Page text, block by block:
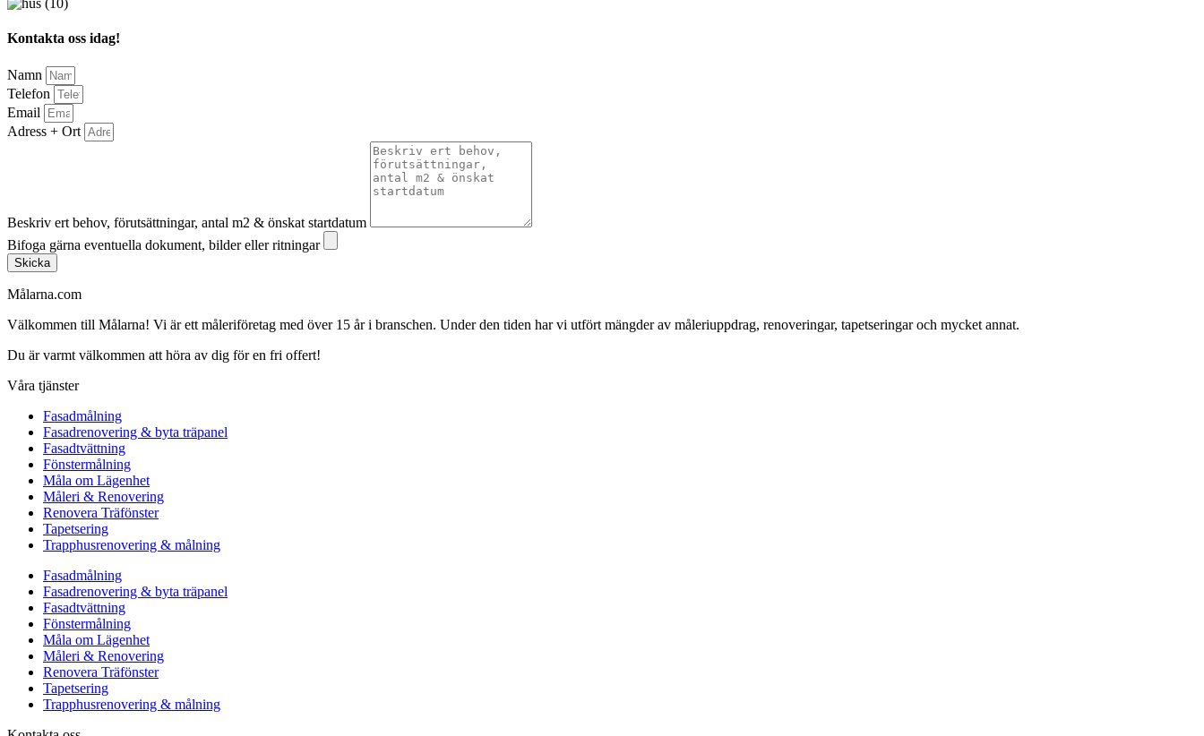
Kontakta oss idag!
Namn
Telefon
Email
Adress + Ort
Beskriv ert behov, förutsättningar, antal m2 & önskat startdatum
Bifoga gärna eventuella dokument, bilder eller ritningar
Skicka
Målarna.com
Välkommen till Målarna! Vi är ett måleriföretag med över 15 år i branschen. Under den tiden har vi utfört mängder av måleriuppdrag, renoveringar, tapetseringar och mycket annat.
Du är varmt välkommen att höra av dig för en fri offert!
Våra tjänster
Fasadmålning
Fasadrenovering & byta träpanel
Fasadtvättning
Fönstermålning
Måla om Lägenhet
Måleri & Renovering
Renovera Träfönster
Tapetsering
Trapphusrenovering & målning
Fasadmålning
Fasadrenovering & byta träpanel
Fasadtvättning
Fönstermålning
Måla om Lägenhet
Måleri & Renovering
Renovera Träfönster
Tapetsering
Trapphusrenovering & målning